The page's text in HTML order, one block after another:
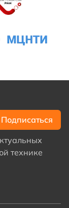
технике